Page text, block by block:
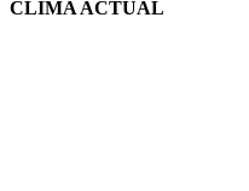
CLIMA ACTUAL